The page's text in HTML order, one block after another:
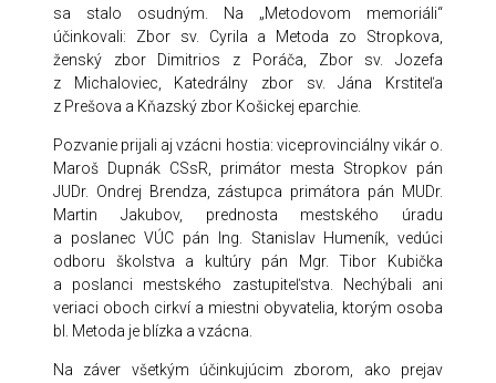
sa stalo osudným. Na „Metodovom memoriáli“
účinkovali: Zbor sv. Cyrila a Metoda zo Stropkova,
ženský zbor Dimitrios z Poráča, Zbor sv. Jozefa
z Michaloviec, Katedrálny zbor sv. Jána Krstiteľa
z Prešova a Kňazský zbor Košickej eparchie.
Pozvanie prijali aj vzácni hostia: viceprovinciálny vikár o.
Maroš Dupnák CSsR, primátor mesta Stropkov pán
JUDr. Ondrej Brendza, zástupca primátora pán MUDr.
Martin Jakubov, prednosta mestského úradu
a poslanec VÚC pán Ing. Stanislav Humeník, vedúci
odboru školstva a kultúry pán Mgr. Tibor Kubička
a poslanci mestského zastupiteľstva. Nechýbali ani
veriaci oboch cirkví a miestni obyvatelia, ktorým osoba
bl. Metoda je blízka a vzácna.
Na záver všetkým účinkujúcim zborom, ako prejav